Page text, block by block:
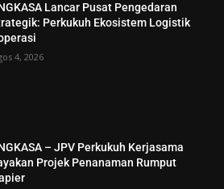
Lancar Pusat Pengedaran
Perkukuh Ekosistem Logistik
4, 2026
– JPV Perkukuh Kerjasama
Projek Penanaman Rumput